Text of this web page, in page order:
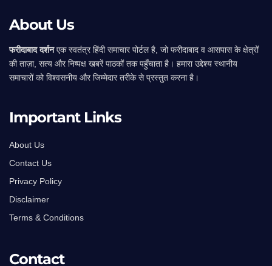
About Us
फरीदाबाद दर्शनएक स्वतंत्र हिंदी समाचार पोर्टल है, जो फरीदाबाद व आसपास के क्षेत्रों
की ताज़ा, सत्य और निष्पक्ष खबरें पाठकों तक पहुँचाता है। हमारा उद्देश्य स्थानीय
समाचारों को विश्वसनीय और जिम्मेदार तरीके से प्रस्तुत करना है।
Important Links
About Us
Contact Us
Privacy Policy
Disclaimer
Terms & Conditions
Contact